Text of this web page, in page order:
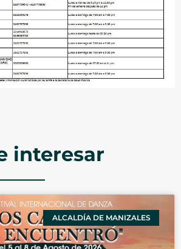
interesar
ALCALDÍA DE MANIZALES